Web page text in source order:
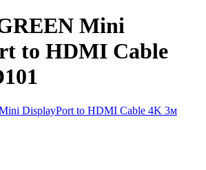
Mini
to HDMI Cable